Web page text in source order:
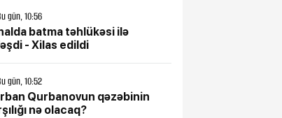
gün, 10:56
batma təhlükəsi ilə
- Xilas edildi
gün, 10:52
Qurbanovun qəzəbinin
nə olacaq?